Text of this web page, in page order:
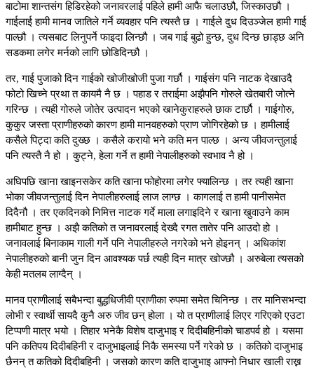
बाटोमा शान्तसंग हिडिरहेको जनावरलाई पहिले हामी आफै चलाउछौ, जिस्काउछौ ।
गाईलाई हामी मानव जातिले गर्ने व्यवहार पनि त्यस्तै छ । गाईले दुध दिउञ्जेल हामी गाई
पाल्छौ । त्यसबाट लिनुपर्ने फाइदा लिन्छौ । जब गाई बुढो हुन्छ, दुध दिन्छ छाड्छ अनि
सडकमा लगेर मर्नको लागि छोडिदिन्छौ ।
तर, गाई पुजाको दिन गाईको खोजीखोजी पुजा गर्छौ । गाईसंग पनि नाटक देखाउदै
फोटो खिच्ने प्रथा त कायमै नै छ । पहाड र तराईमा अझैपनि गोरुले खेतबारी जोत्ने
गरिन्छ । त्यही गोरुले जोतेर उत्पादन भएको खानेकुराहरुले छाक टार्छौ । गाईगोरु,
कुकुर जस्ता प्राणीहरुको कारण हामी मानवहरुको प्राण जोगिरहेको छ । हामीलाई
कसैले पिट्दा कति दुख्छ । कसैले करायो भने कति मन पाल्छ । अन्य जीवजन्तुलाई
पनि त्यस्तै नै हो । कुट्ने, हेला गर्ने त हामी नेपालीहरुको स्वभाव नै हो ।
अघिपछि खाना खाइनसकेर कति खाना फोहोरमा लगेर फ्यालिन्छ । तर त्यही खाना
भोका जीवजन्तुलाई दिन नेपालीहरुलाई लाज लाग्छ । कागलाई त हामी पानीसमेत
दिदैनौ । तर एकदिनको निमित्त नाटक गर्दे माला लगाइदिने र खाना खुवाउने काम
हामीबाट हुन्छ । अझै कतिको त जनावरलाई देख्दै रगत तातेर पनि आउदो हो ।
जनावलाई बिनाकाम गाली गर्ने पनि नेपालीहरुले नगरेको भने होइनन् । अधिकांश
नेपालीहरुको बानी जुन दिन आवश्यक पर्छ त्यही दिन मात्र खोज्छौ । अरुबेला त्यसको
केही मतलब लाग्दैन् ।
मानव प्राणीलाई सबैभन्दा बुद्धधिजीवी प्राणीका रुपमा समेत चिनिन्छ । तर मानिसभन्दा
लोभी र स्वार्थी सायदै कुनै अरु जीव छन् होला । यो त प्राणीलाई लिएर गरिएको एउटा
टिप्पणी मात्र भयो । तिहार भनेकै विशेष दाजुभाइ र दिदीबहिनीको चाडपर्व हो । यसमा
पनि कतिपय दिदीबहिनी र दाजुभाइलाई निकै समस्या पर्ने गरेको छ । कतिको दाजुभाइ
छैनन् त कतिको दिदीबहिनी । जसको कारण कति दाजुभाइ आफ्नो निधार खाली राख्न